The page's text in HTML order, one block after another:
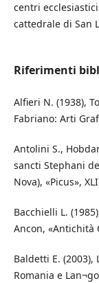
centri
cattedrale di San
Riferimenti
Alfieri N. (1938),
Fabriano: Arti
Antolini S.,
sancti Stephani
Nova), «Picus»,
Bacchielli L.
Ancon, «Antichità
Baldetti E. (2003),
Romania e